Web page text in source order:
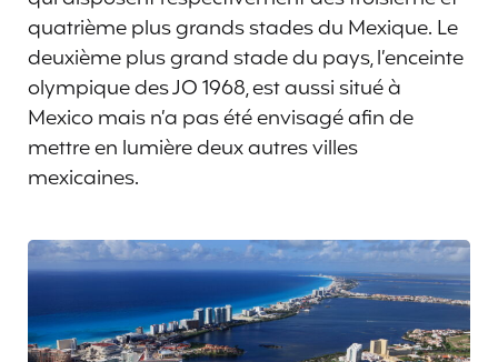
quatrième plus grands stades du Mexique. Le
deuxième plus grand stade du pays, l’enceinte
olympique des JO 1968, est aussi situé à
Mexico mais n’a pas été envisagé afin de
mettre en lumière deux autres villes
mexicaines.